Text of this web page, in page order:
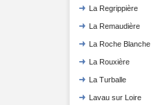
La Regrippière
La Remaudière
La Roche Blanche
La Rouxière
La Turballe
Lavau sur Loire